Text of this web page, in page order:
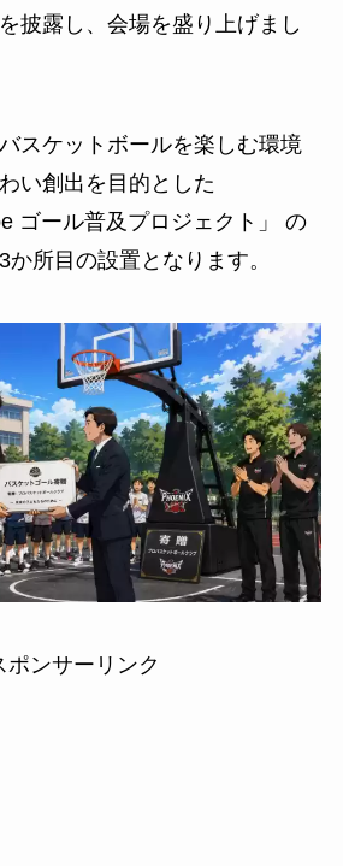
披露し、会場を盛り上げまし
スケットボールを楽しむ環境
い創出を目的とした
ゴール普及プロジェクト」 の
所目の設置となります。
ポンサーリンク